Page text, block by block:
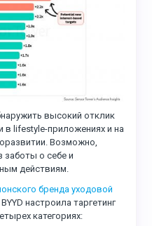
высокий отклик
в lifestyle-приложениях и на
Возможно,
заботы о себе и
действиям.
бренда уходовой
настроила таргетинг
категориях: